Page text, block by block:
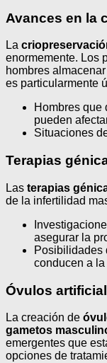
Avances en la
La
enormemente. Los
hombres
es particularmente
Hombres que
pueden
Situaciones
Terapias
Las terapias
de la infertilidad
asegurar la
Posibilidades
conducen a
Óvulos
La creación de
gametos
emergentes que
opciones de